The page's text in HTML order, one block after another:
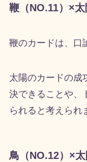
鞭（NO.11）×太
鞭のカードは、口
太陽のカードの成
決できることや、
られると考えられ
鳥（NO.12）×